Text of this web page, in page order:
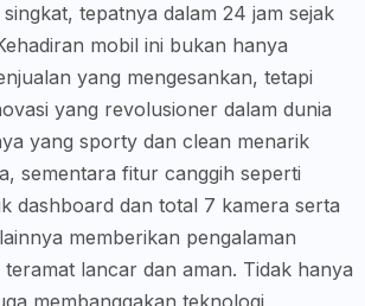
tepatnya dalam 24 jam sejak
mobil ini bukan hanya
yang mengesankan, tetapi
yang revolusioner dalam dunia
yang sporty dan clean menarik
sementara fitur canggih seperti
dashboard dan total 7 kamera serta
memberikan pengalaman
lancar dan aman. Tidak hanya